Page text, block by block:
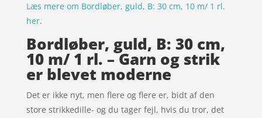
Læs mere om Bordløber, guld, B: 30 cm, 10 m/ 1 rl.
her.
Bordløber, guld, B: 30 cm,
10 m/ 1 rl. – Garn og strik
er blevet moderne
Det er ikke nyt, men flere og flere er, bidt af den
store strikkedille- og du tager fejl, hvis du tror, det